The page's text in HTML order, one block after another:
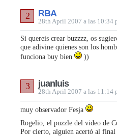
RBA
28th April 2007 a las 10:34
2
Si quereis crear buzzzz, os
que adivine quienes son los
funciona buy bien
))
juanluis
28th April 2007 a las 11:14
3
muy observador Fesja
Rogelio, el puzzle del video de
Por cierto, alguien acertó al